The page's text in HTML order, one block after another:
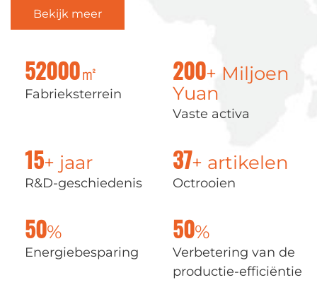
Bekijk meer
52000㎡
Fabrieksterrein
200+ Miljoen
Yuan
Vaste activa
15+ jaar
R&D-geschiedenis
37+ artikelen
Octrooien
50%
Energiebesparing
50%
Verbetering van de
productie-efficiëntie